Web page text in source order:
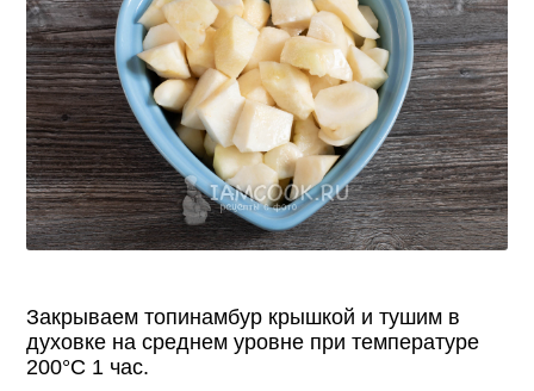
Закрываем топинамбур крышкой и тушим в
духовке на среднем уровне при температуре
200°С 1 час.